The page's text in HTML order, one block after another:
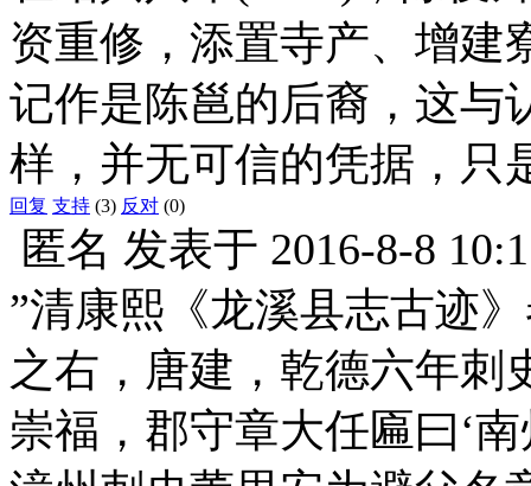
资重修，添置寺产、增建
记作是陈邕的后裔，这与
样，并无可信的凭据，只
回复 支持 (3) 反对 (0)
匿名 发表于 2016-8-8
”清康熙《龙溪县志古迹
之右，唐建，乾德六年刺
崇福，郡守章大任匾曰‘